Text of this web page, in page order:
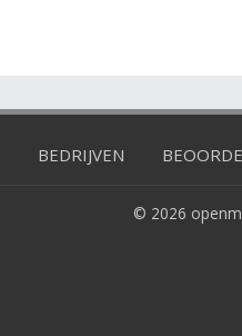
BEDRIJVEN
© 2026